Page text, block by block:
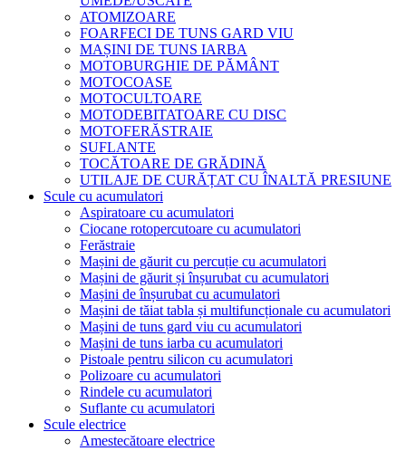
ATOMIZOARE
FOARFECI DE TUNS GARD VIU
MAȘINI DE TUNS IARBA
MOTOBURGHIE DE PĂMÂNT
MOTOCOASE
MOTOCULTOARE
MOTODEBITATOARE CU DISC
MOTOFERĂSTRAIE
SUFLANTE
TOCĂTOARE DE GRĂDINĂ
UTILAJE DE CURĂȚAT CU ÎNALTĂ PRESIUNE
Scule cu acumulatori
Aspiratoare cu acumulatori
Ciocane rotopercutoare cu acumulatori
Ferăstraie
Mașini de găurit cu percuție cu acumulatori
Mașini de găurit și înșurubat cu acumulatori
Mașini de înșurubat cu acumulatori
Mașini de tăiat tabla și multifuncționale cu acumulatori
Mașini de tuns gard viu cu acumulatori
Mașini de tuns iarba cu acumulatori
Pistoale pentru silicon cu acumulatori
Polizoare cu acumulatori
Rindele cu acumulatori
Suflante cu acumulatori
Scule electrice
Amestecătoare electrice